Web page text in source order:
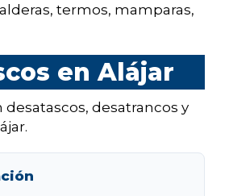
termos, mamparas,
en Alájar
desatascos, desatrancos y